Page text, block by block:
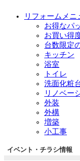
リフォームメニ
お得なパ
お買い得
台数限定
キッチン
浴室
トイレ
洗面化粧
リノベー
外装
外構
増築
小工事
イベント・チラシ情報